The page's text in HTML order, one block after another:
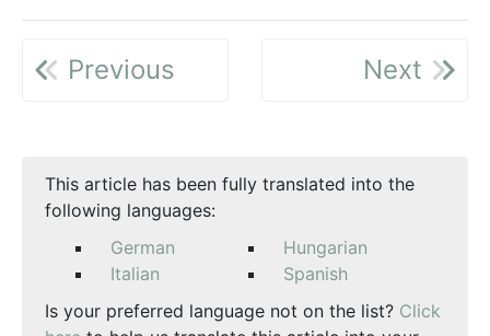
Previous Next
This article has been fully translated into the
following languages:
German
Hungarian
Italian
Spanish
Is your preferred language not on the list? Click